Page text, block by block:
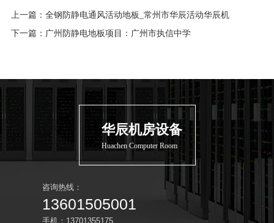
上一篇： 全钢防静电通风活动地板_常州市华辰活动华辰机
下一篇： 广州防静电地板项目：广州市执信中学
华辰机房设备
Huachen Computer Room
咨询热线：
13601505001
手机：13701355175